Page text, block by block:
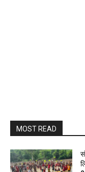
MOST READ